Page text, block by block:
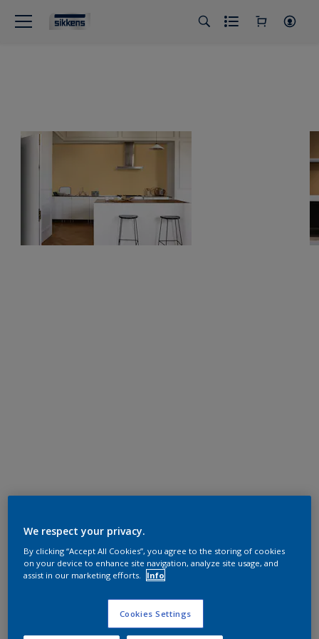
We respect your privacy.
By clicking “Accept All Cookies”, you agree to the storing of cookies
on your device to enhance site navigation, analyze site usage, and
assist in our marketing efforts.
Info
Cookies Settings